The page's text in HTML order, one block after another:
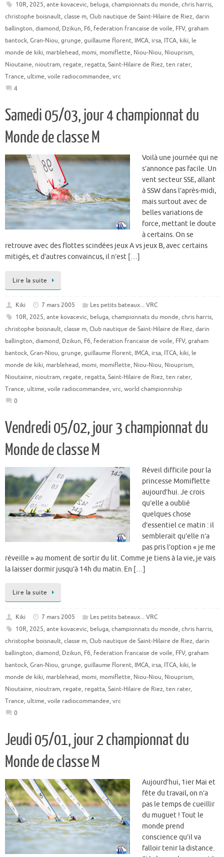
10R, 2025, ante kovacevic, beluga, championnats du monde, chris harris,
christophe boisnault, classe m, Club nautique de Saint-Hilaire de Riez, darin
ballington, diamond, Dzikun, F6, federation francaise de voile, FFV, graham
bantock, Gran-Niou, grunge, guillaume florent, IMCA, irsa, ITCA, kiki, le
monde de kiki, marblehead, momi, momiflette, Niou-Niou, Niouprism,
Nioutaine, nioutram, regate, regatta, Saint-Hilaire de Riez, ten rater,
Trance, ultime, voile radiocommandee, vrc
4
Samedi 05/03, jour 4 championnat du
Monde de classe M
Voilà une journée qui ne
s’annonce pas facile. Un
vent secteur SSE, allant
à SSW dans l’après-midi,
mais surtout avec de
belles variations de
force, mettant le doute
à certains. On se
retrouve avec des flottes scindées jeux A vs jeux B, avec certains
mitigés, et d’autres convaincus, il n’est […]
Lire la suite
Kiki 7 mars 2005
Les petits bateaux... VRC
10R, 2025, ante kovacevic, beluga, championnats du monde, chris harris,
christophe boisnault, classe m, Club nautique de Saint-Hilaire de Riez, darin
ballington, diamond, Dzikun, F6, federation francaise de voile, FFV, graham
bantock, Gran-Niou, grunge, guillaume florent, IMCA, irsa, ITCA, kiki, le
monde de kiki, marblehead, momi, momiflette, Niou-Niou, Niouprism,
Nioutaine, nioutram, regate, regatta, Saint-Hilaire de Riez, ten rater,
Trance, ultime, voile radiocommandee, vrc, world championnship
0
Vendredi 05/02, jour 3 championnat du
Monde de classe M
Réveil difficile pour la
princesse Momiflette
aujourd’hui. Je crois
qu’elle a oublié
quelques chose
d’essentiel ce matin : il
semblerait qu’elle n’a
pas pris l’option « je me
réveille » au moment de sortir du lit. Comme je tiens à la vie, je vais
la laisser dormir jusqu’à 14h du matin. En […]
Lire la suite
Kiki 7 mars 2005
Les petits bateaux... VRC
10R, 2025, ante kovacevic, beluga, championnats du monde, chris harris,
christophe boisnault, classe m, Club nautique de Saint-Hilaire de Riez, darin
ballington, diamond, Dzikun, F6, federation francaise de voile, FFV, graham
bantock, Gran-Niou, grunge, guillaume florent, IMCA, irsa, ITCA, kiki, le
monde de kiki, marblehead, momi, momiflette, Niou-Niou, Niouprism,
Nioutaine, nioutram, regate, regatta, Saint-Hilaire de Riez, ten rater,
Trance, ultime, voile radiocommandee, vrc
0
Jeudi 05/01, jour 2 championnat du
Monde de classe M
Aujourd’hui, 1ier Mai et
fête du travail, on n’a
pas le temps de cueillir
du muguet ! Tout le
monde prend
conscience qu’il va
falloir tenir la distance.